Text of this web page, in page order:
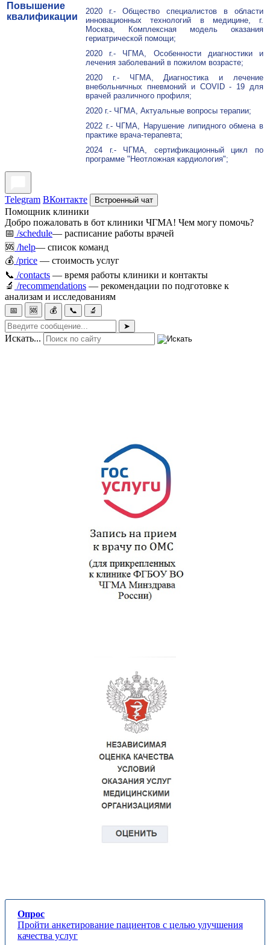
Повышение
квалификации
2020 г.- Общество специалистов в области
инновационных технологий в медицине, г.
Москва, Комплексная модель оказания
гериатрической помощи;
2020 г.- ЧГМА, Особенности диагностики и
лечения заболеваний в пожилом возрасте;
2020 г.- ЧГМА, Диагностика и лечение
внебольничных пневмоний и COVID - 19 для
врачей различного профиля;
2020 г.- ЧГМА, Актуальные вопросы терапии;
2022 г.- ЧГМА, Нарушение липидного обмена в
практике врача-терапевта;
2024 г.- ЧГМА, сертификационный цикл по
программе "Неотложная кардиология";
Telegram ВКонтакте Встроенный чат
Помощник клиники
Добро пожаловать в бот клиники ЧГМА! Чем могу помочь?
📅 /schedule— расписание работы врачей
🆘 /help— список команд
💰 /price — стоимость услуг
📞 /contacts — время работы клиники и контакты
🔬 /recommendations — рекомендации по подготовке к
анализам и исследованиям
📅 🆘 💰 📞
🔬
➤
Искать...
Опрос
Пройти анкетирование пациентов с целью улучшения
качества услуг